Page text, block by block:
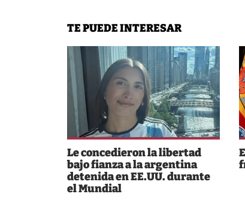
TE PUEDE INTERESAR
Le concedieron la libertad
bajo fianza a la argentina
detenida en EE.UU. durante
el Mundial